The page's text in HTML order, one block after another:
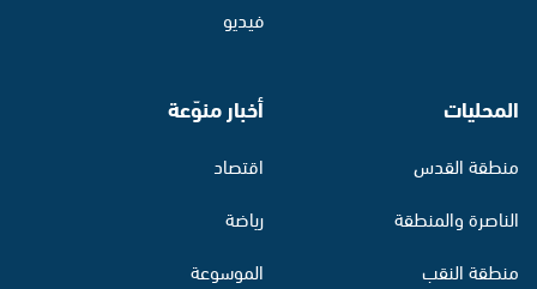
فيديو
المحليات
منطقة القدس
الناصرة والمنطقة
منطقة النقب
أخبار منوّعة
اقتصاد
رياضة
الموسوعة